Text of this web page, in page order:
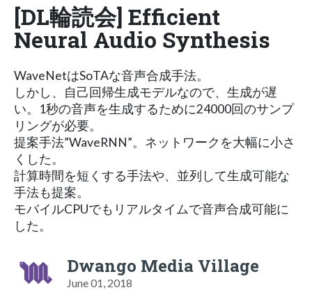
[DL輪読会] Efficient
Neural Audio Synthesis
WaveNetはSoTAな音声合成手法。
しかし、自己回帰生成モデルなので、生成が遅
い。1秒の音声を生成するために24000回のサンプ
リングが必要。
提案手法”WaveRNN”。ネットワークを大幅に小さ
くした。
計算時間を短くする手法や、並列して生成可能な
手法も提案。
モバイルCPUでもリアルタイムで音声合成可能に
した。
Dwango Media Village
June 01, 2018